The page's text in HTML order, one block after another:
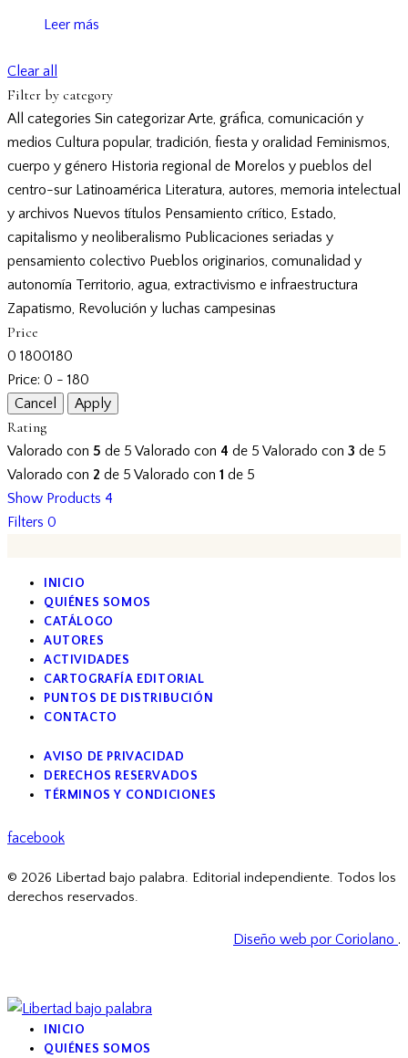
Leer más
Clear all
Filter by category
All categories Sin categorizarArte, gráfica, comunicación y
medios Cultura popular, tradición, fiesta y oralidad Feminismos,
cuerpo y género Historia regional de Morelos y pueblos del
centro-sur Latinoamérica Literatura, autores, memoria intelectual
y archivos Nuevos títulos Pensamiento crítico, Estado,
capitalismo y neoliberalismo Publicaciones seriadas y
pensamiento colectivo Pueblos originarios, comunalidad y
autonomía Territorio, agua, extractivismo e infraestructura
Zapatismo, Revolución y luchas campesinas
Price
0 1800180
Price: 0 - 180
Rating
Valorado con 5 de 5 Valorado con 4 de 5 Valorado con 3 de 5
Valorado con 2 de 5 Valorado con 1 de 5
Show Products 4
Filters 0
INICIO
QUIÉNES SOMOS
CATÁLOGO
AUTORES
ACTIVIDADES
CARTOGRAFÍA EDITORIAL
PUNTOS DE DISTRIBUCIÓN
CONTACTO
AVISO DE PRIVACIDAD
DERECHOS RESERVADOS
TÉRMINOS Y CONDICIONES
facebook
© 2026 Libertad bajo palabra. Editorial independiente. Todos los
derechos reservados.
Diseño web por Coriolano .
INICIO
QUIÉNES SOMOS